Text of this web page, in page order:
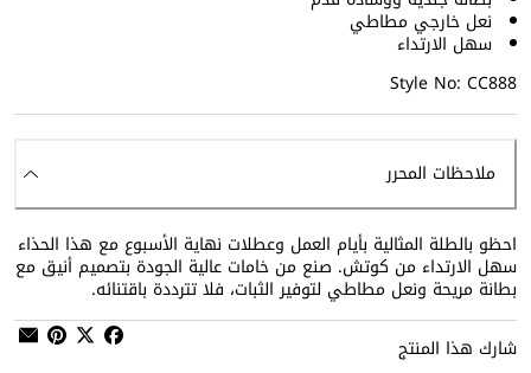
نعل خارجي مطاطي
سهل الارتداء
Style No: CC888
ملاحظات المحرر
احظو بالطلة المثالية بأيام العمل وعطلات نهاية الأسبوع مع هذا الحذاء
سهل الارتداء من كوتش. صنع من خامات عالية الجودة بتصميم أنيق مع
بطانة مريحة ونعل مطاطي لتوفير الثبات، فلا تترددة باقتنائه.
شارك هذا المنتج